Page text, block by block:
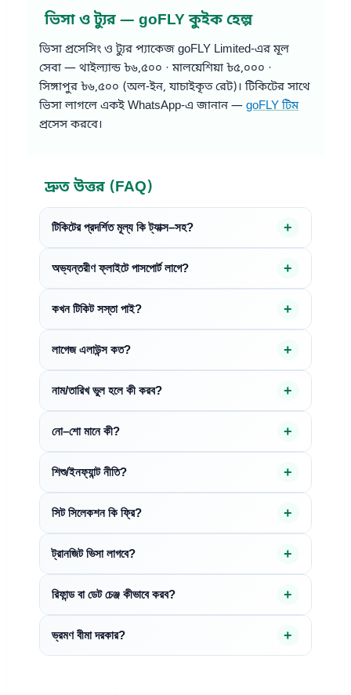
ভিসা ও ট্যুর — goFLY কুইক হেল্প
ভিসা প্রসেসিং ও ট্যুর প্যাকেজ goFLY Limited-এর মূল
সেবা — থাইল্যান্ড ৳৬,৫০০ · মালয়েশিয়া ৳৫,০০০ ·
সিঙ্গাপুর ৳৬,৫০০ (অল-ইন, যাচাইকৃত রেট)। টিকিটের সাথে
ভিসা লাগলে একই WhatsApp-এ জানান —goFLY টিম
প্রসেস করবে।
দ্রুত উত্তর (FAQ)
টিকিটের প্রদর্শিত মূল্য কি ট্যাক্স–সহ?
অভ্যন্তরীণ ফ্লাইটে পাসপোর্ট লাগে?
কখন টিকিট সস্তা পাই?
লাগেজ এলাউন্স কত?
নাম/তারিখ ভুল হলে কী করব?
নো–শো মানে কী?
শিশু/ইনফ্যান্ট নীতি?
সিট সিলেকশন কি ফ্রি?
ট্রানজিট ভিসা লাগবে?
রিফান্ড বা ডেট চেঞ্জ কীভাবে করব?
ভ্রমণ বীমা দরকার?